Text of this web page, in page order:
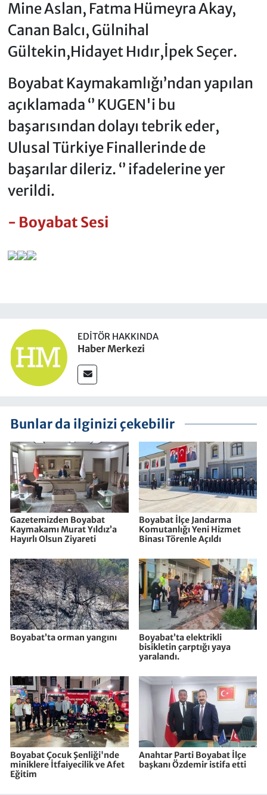
Mine Aslan, Fatma Hümeyra Akay,
Canan Balcı, Gülnihal
Gültekin,Hidayet Hıdır,İpek Seçer.
Boyabat Kaymakamlığı’ndan yapılan
açıklamada ‘’ KUGEN'i bu
başarısından dolayı tebrik eder,
Ulusal Türkiye Finallerinde de
başarılar dileriz. ‘’ ifadelerine yer
verildi.
- Boyabat Sesi
EDITÖR HAKKINDA
Haber Merkezi
Bunlar da ilginizi çekebilir
Gazetemizden Boyabat
Kaymakamı Murat Yıldız’a
Hayırlı Olsun Ziyareti
Boyabat İlçe Jandarma
Komutanlığı Yeni Hizmet
Binası Törenle Açıldı
Boyabat’ta orman yangını
Boyabat’ta elektrikli
bisikletin çarptığı yaya
yaralandı.
Boyabat Çocuk Şenliği'nde
miniklere İtfaiyecilik ve Afet
Eğitim
Anahtar Parti Boyabat İlçe
başkanı Özdemir istifa etti